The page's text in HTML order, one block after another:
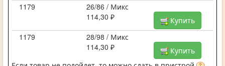
1179
26/86 / Микс
114,30 ₽
Купить
1179
28/98 / Микс
114,30 ₽
Купить